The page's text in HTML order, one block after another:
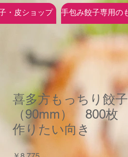
・皮ショップ 手包み餃子専用の
喜多方もっちり餃
（90mm） 800
作りたい向き